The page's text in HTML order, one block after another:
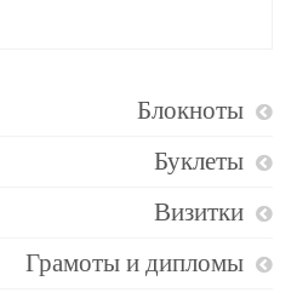
Блокноты
Буклеты
Визитки
Грамоты и дипломы